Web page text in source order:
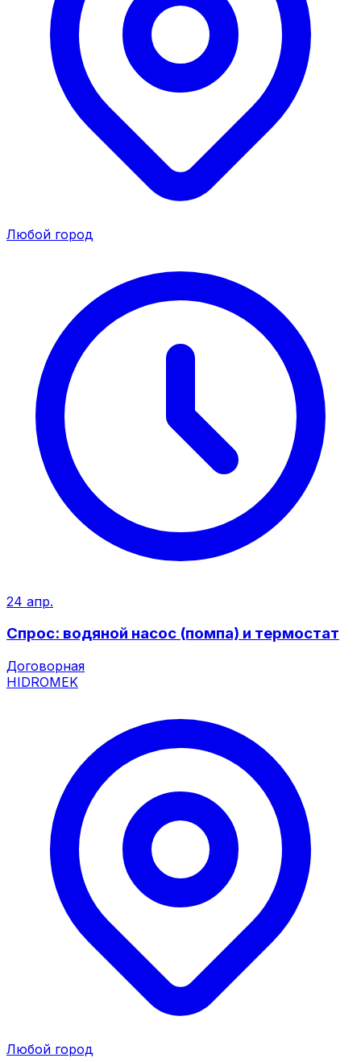
Любой город
24 апр.
Спрос: водяной насос (помпа) и термостат
Договорная
HIDROMEK
Любой город